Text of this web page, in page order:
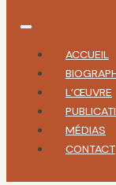
ACCUEIL
L’ŒUVRE
MÉDIAS
CONTACT